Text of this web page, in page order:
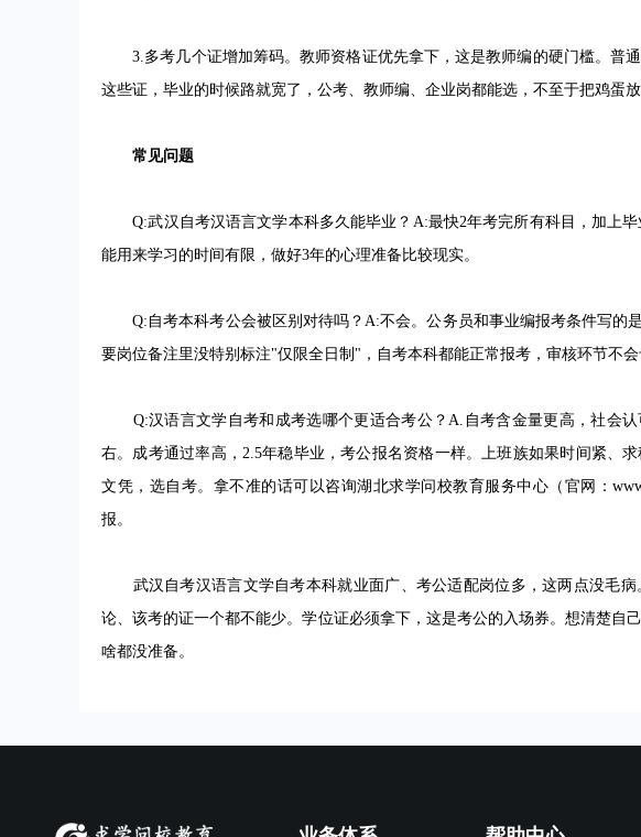
3.多考几个证增加筹码。教师资格证优先拿下，这是教师编的硬门槛。普
这些证，毕业的时候路就宽了，公考、教师编、企业岗都能选，不至于把鸡蛋放
常见问题
Q:武汉自考汉语言文学本科多久能毕业？A:最快2年考完所有科目，加上毕
能用来学习的时间有限，做好3年的心理准备比较现实。
Q:自考本科考公会被区别对待吗？A:不会。公务员和事业编报考条件写的
要岗位备注里没特别标注"仅限全日制"，自考本科都能正常报考，审核环节不会
Q:汉语言文学自考和成考选哪个更适合考公？A.自考含金量更高，社会认
右。成考通过率高，2.5年稳毕业，考公报名资格一样。上班族如果时间紧、
文凭，选自考。拿不准的话可以咨询湖北求学问校教育服务中心（官网：
报。
武汉自考汉语言文学自考本科就业面广、考公适配岗位多，这两点没毛病
论、该考的证一个都不能少。学位证必须拿下，这是考公的入场券。想清楚自
啥都没准备。